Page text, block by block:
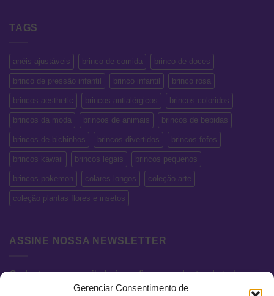
Gerenciar Consentimento de
TAGS
anéis ajustáveis brinco de comida brinco de doces
brinco de pressão infantil brinco infantil brinco rosa
brincos aesthetic brincos antialérgicos brincos coloridos
brincos da moda brincos de animais brincos de bebidas
brincos de bichinhos brincos divertidos brincos fofos
brincos kawaii brincos legais brincos pequenos
brincos pokemon colares longos coleção arte
coleção plantas flores e insetos
ASSINE NOSSA NEWSLETTER
Cadastre seu e-mail abaixo e fique por dentro de todas as
novidades e promoções exclusivas.